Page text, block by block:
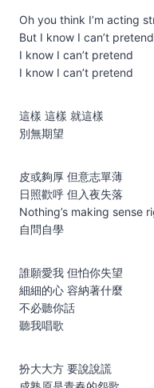
Oh you think I’m acting
But I know I can’t pretend
I know I can’t pretend
I know I can’t pretend
這樣 這樣 就這樣
別無期望
皮或夠厚 但意志單薄
日照歡呼 但入夜失落
Nothing’s making sense
自問自學
誰願愛我 但怕你失望
細細的心 容納著什麼
不必聽你話
聽我唱歌
扮大大方 要說說謊